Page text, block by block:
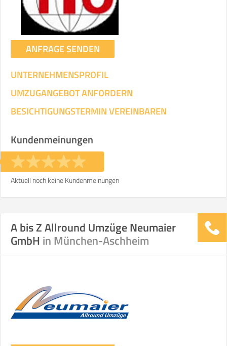
Mit Umzugsunternehmen
Mitarbeiter Zeit pro Mitarbeiter
KOSTENSCHÄTZUNG:
ICH MÖCHTE ANGEBOTE ANFORDERN
SO ERRECHNET SICH DIE KOSTENSCHÄTZUNG
ANFRAGE SENDEN
UNTERNEHMENSPROFIL
UMZUGANGEBOT ANFORDERN
BESICHTIGUNGSTERMIN VEREINBAREN
Kundenmeinungen
Aktuell noch keine Kundenmeinungen
A bis Z Allround Umzüge Neumaier
GmbH in München-Aschheim